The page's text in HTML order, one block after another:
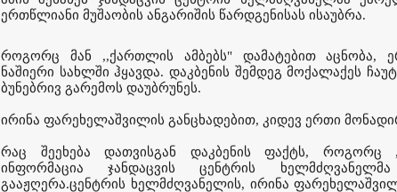
ერთწლიანი მუშაობის ანგარიშის წარდგენისას ისაუბრა.
როგორც მან ,,ქართლის ამბებს" დამატებით აცნობა,
ნაშიერი სახლში ჰყავდა. დაკბენის შემდეგ მოქალაქეს
ბუნებრივ გარემოს დაუბრუნეს.
ირინა ფარეხელაშვილის განცხადებით, კიდევ ერთი
რაც შეეხება დათვისგან დაკბენის ფაქტს, როგორც
ინფორმაცია ჯანდაცვის ცენტრის
გააჟღერა.ცენტრის ხელმძღვანელის, ირინა